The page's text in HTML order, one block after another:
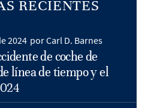
RECIENTES
2024 por Carl D. Barnes
de coche de
línea de tiempo y el